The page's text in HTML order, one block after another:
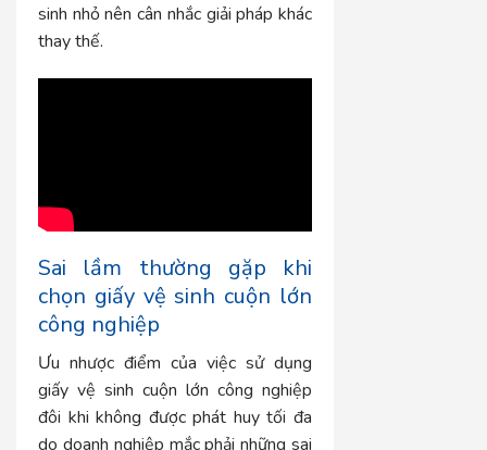
sinh nhỏ nên cân nhắc giải pháp khác
thay thế.
Sai lầm thường gặp khi
chọn giấy vệ sinh cuộn lớn
công nghiệp
Ưu nhược điểm của việc sử dụng
giấy vệ sinh cuộn lớn công nghiệp
đôi khi không được phát huy tối đa
do doanh nghiệp mắc phải những sai